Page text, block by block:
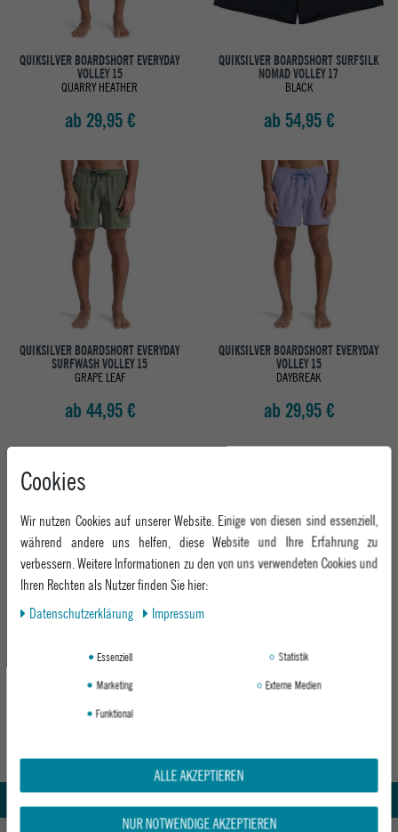
QUIKSILVER BOARDSHORT EVERYDAY
VOLLEY 15
QUARRY HEATHER
ab 29,95 €
QUIKSILVER BOARDSHORT SURFSILK
NOMAD VOLLEY 17
BLACK
ab 54,95 €
QUIKSILVER BOARDSHORT EVERYDAY
SURFWASH VOLLEY 15
GRAPE LEAF
ab 44,95 €
QUIKSILVER BOARDSHORT EVERYDAY
VOLLEY 15
DAYBREAK
ab 29,95 €
CLASSIC SURF 3
Whatsapp Support
Kauf auf Rechnung
Abholung in den Epoxy Stores
Cookies
Wir nutzen Cookies auf unserer Website. Einige von diesen sind essenziell,
während andere uns helfen, diese Website und Ihre Erfahrung zu
verbessern. Weitere Informationen zu den von uns verwendeten Cookies und
Ihren Rechten als Nutzer finden Sie hier:
Daten­schutz­erklärung
Impressum
Essenziell
Statistik
Marketing
Externe Medien
Funktional
ALLE AKZEPTIEREN
NUR NOTWENDIGE AKZEPTIEREN